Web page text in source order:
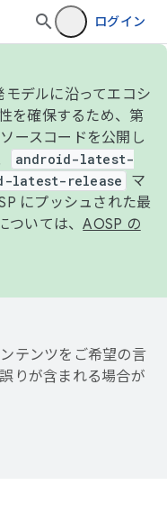
ログイン
デルに沿ってエコシ
を確保するため、第
ースコードを公開し
android-latest-
latest-release
マ
にプッシュされた最
ついては、AOSP の
テンツをご希望の言
りが含まれる場合が